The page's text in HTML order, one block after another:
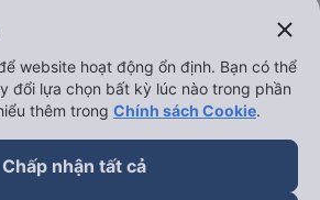
close
website hoạt động ổn định. Bạn có thể
đổi lựa chọn bất kỳ lúc nào trong phần
thêm trong Chính sách Cookie.
Chấp nhận tất cả